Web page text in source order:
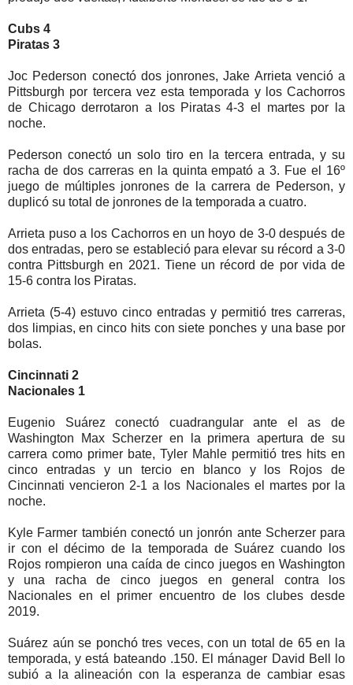
Cubs 4
Piratas 3
Joc Pederson conectó dos jonrones, Jake Arrieta venció a
Pittsburgh por tercera vez esta temporada y los Cachorros
de Chicago derrotaron a los Piratas 4-3 el martes por la
noche.
Pederson conectó un solo tiro en la tercera entrada, y su
racha de dos carreras en la quinta empató a 3. Fue el 16º
juego de múltiples jonrones de la carrera de Pederson, y
duplicó su total de jonrones de la temporada a cuatro.
Arrieta puso a los Cachorros en un hoyo de 3-0 después de
dos entradas, pero se estableció para elevar su récord a 3-0
contra Pittsburgh en 2021. Tiene un récord de por vida de
15-6 contra los Piratas.
Arrieta (5-4) estuvo cinco entradas y permitió tres carreras,
dos limpias, en cinco hits con siete ponches y una base por
bolas.
Cincinnati 2
Nacionales 1
Eugenio Suárez conectó cuadrangular ante el as de
Washington Max Scherzer en la primera apertura de su
carrera como primer bate, Tyler Mahle permitió tres hits en
cinco entradas y un tercio en blanco y los Rojos de
Cincinnati vencieron 2-1 a los Nacionales el martes por la
noche.
Kyle Farmer también conectó un jonrón ante Scherzer para
ir con el décimo de la temporada de Suárez cuando los
Rojos rompieron una caída de cinco juegos en Washington
y una racha de cinco juegos en general contra los
Nacionales en el primer encuentro de los clubes desde
2019.
Suárez aún se ponchó tres veces, con un total de 65 en la
temporada, y está bateando .150. El mánager David Bell lo
subió a la alineación con la esperanza de cambiar esas